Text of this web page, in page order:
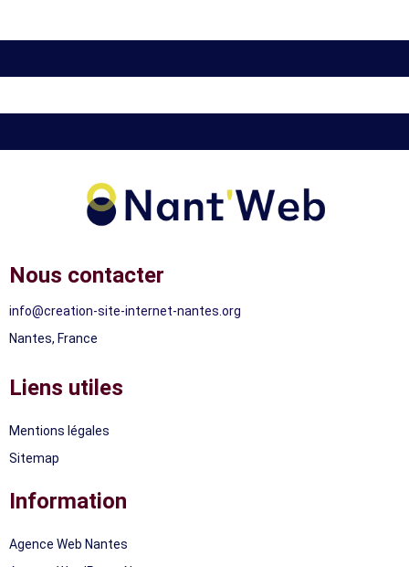
Nous contacter
info@creation-site-internet-nantes.org
Nantes, France
Liens utiles
Mentions légales
Sitemap
Information
Agence Web Nantes